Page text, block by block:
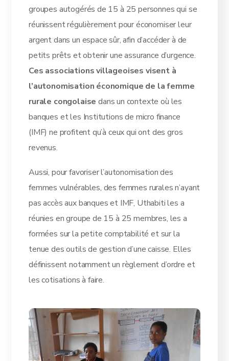
groupes autogérés de 15 à 25 personnes qui se
réunissent régulièrement pour économiser leur
argent dans un espace sûr, afin d’accéder à de
petits prêts et obtenir une assurance d’urgence.
Ces associations villageoises visent à
l’autonomisation économique de la femme
rurale congolaise dans un contexte où les
banques et les Institutions de micro finance
(IMF) ne profitent qu’à ceux qui ont des gros
revenus.
Aussi, pour favoriser l’autonomisation des
femmes vulnérables, des femmes rurales n’ayant
pas accès aux banques et IMF, Uthabiti les a
réunies en groupe de 15 à 25 membres, les a
formées sur la petite comptabilité et sur la
tenue des outils de gestion d’une caisse. Elles
définissent notamment un règlement d’ordre et
les cotisations à faire.